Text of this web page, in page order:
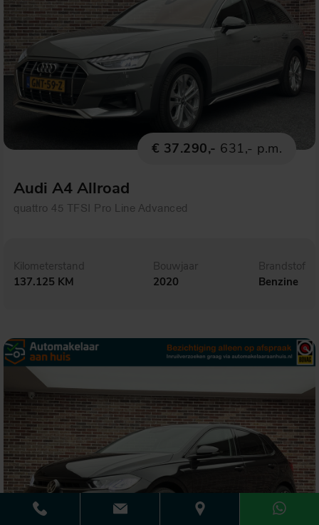
€ 37.290,- 631,- p.m.
Audi A4 Allroad
quattro 45 TFSI Pro Line Advanced
Kilometerstand
137.125 KM
Bouwjaar
2020
Brandstof
Benzine